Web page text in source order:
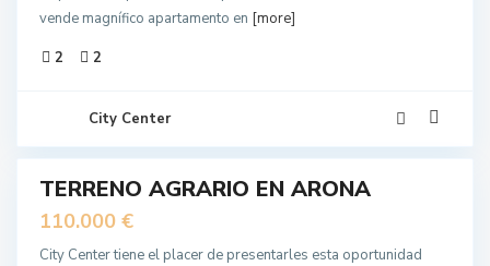
vende magnífico apartamento en [more]
2
2
City Center
TERRENO AGRARIO EN ARONA
110.000 €
City Center tiene el placer de presentarles esta oportunidad